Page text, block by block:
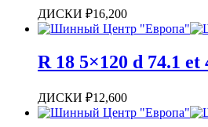
ДИСКИ ₽16,200
R 18 5×120 d 74.1
ДИСКИ ₽12,600